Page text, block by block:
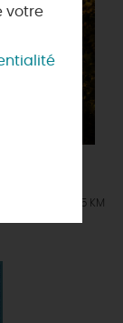
À 1.5 KM
votre